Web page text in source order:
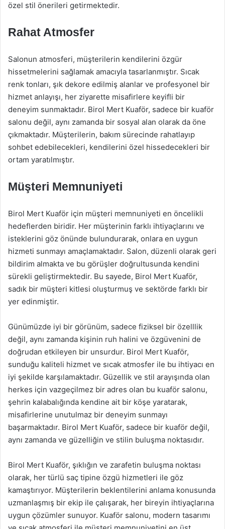
özel stil önerileri getirmektedir.
Rahat Atmosfer
Salonun atmosferi, müşterilerin kendilerini özgür
hissetmelerini sağlamak amacıyla tasarlanmıştır. Sıcak
renk tonları, şık dekore edilmiş alanlar ve profesyonel bir
hizmet anlayışı, her ziyarette misafirlere keyifli bir
deneyim sunmaktadır. Birol Mert Kuaför, sadece bir kuaför
salonu değil, aynı zamanda bir sosyal alan olarak da öne
çıkmaktadır. Müşterilerin, bakım sürecinde rahatlayıp
sohbet edebilecekleri, kendilerini özel hissedecekleri bir
ortam yaratılmıştır.
Müşteri Memnuniyeti
Birol Mert Kuaför için müşteri memnuniyeti en öncelikli
hedeflerden biridir. Her müşterinin farklı ihtiyaçlarını ve
isteklerini göz önünde bulundurarak, onlara en uygun
hizmeti sunmayı amaçlamaktadır. Salon, düzenli olarak geri
bildirim almakta ve bu görüşler doğrultusunda kendini
sürekli geliştirmektedir. Bu sayede, Birol Mert Kuaför,
sadık bir müşteri kitlesi oluşturmuş ve sektörde farklı bir
yer edinmiştir.
Günümüzde iyi bir görünüm, sadece fiziksel bir özelllik
değil, aynı zamanda kişinin ruh halini ve özgüvenini de
doğrudan etkileyen bir unsurdur. Birol Mert Kuaför,
sunduğu kaliteli hizmet ve sıcak atmosfer ile bu ihtiyacı en
iyi şekilde karşılamaktadır. Güzellik ve stil arayışında olan
herkes için vazgeçilmez bir adres olan bu kuaför salonu,
şehrin kalabalığında kendine ait bir köşe yaratarak,
misafirlerine unutulmaz bir deneyim sunmayı
başarmaktadır. Birol Mert Kuaför, sadece bir kuaför değil,
aynı zamanda ve güzelliğin ve stilin buluşma noktasıdır.
Birol Mert Kuaför, şıklığın ve zarafetin buluşma noktası
olarak, her türlü saç tipine özgü hizmetleri ile göz
kamaştırıyor. Müşterilerin beklentilerini anlama konusunda
uzmanlaşmış bir ekip ile çalışarak, her bireyin ihtiyaçlarına
uygun çözümler sunuyor. Kuaför salonu, modern tasarımı